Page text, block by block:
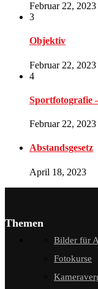
Februar 22, 2023
3
Objektiv
Februar 22, 2023
4
Sportfotografie
Februar 22, 2023
Abstandsgesetz
April 18, 2023
Themen
Bilder für
Fotokurse